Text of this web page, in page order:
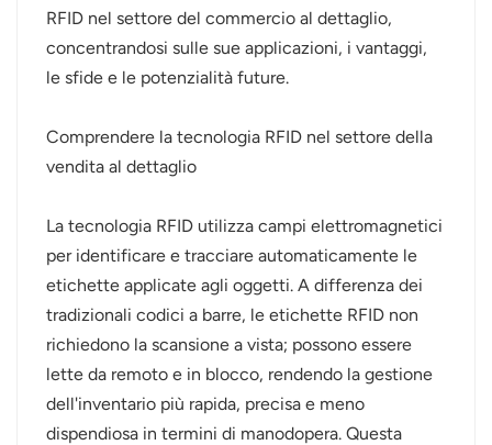
Ελληνικά
Melayu
Polski
Tiếng Việt
Indonesia
norsk
magyar
RFID nel settore del commercio al dettaglio,
concentrandosi sulle sue applicazioni, i vantaggi,
le sfide e le potenzialità future.
Comprendere la tecnologia RFID nel settore della
vendita al dettaglio
La tecnologia RFID utilizza campi elettromagnetici
per identificare e tracciare automaticamente le
etichette applicate agli oggetti. A differenza dei
tradizionali codici a barre, le etichette RFID non
richiedono la scansione a vista; possono essere
lette da remoto e in blocco, rendendo la gestione
dell'inventario più rapida, precisa e meno
dispendiosa in termini di manodopera. Questa